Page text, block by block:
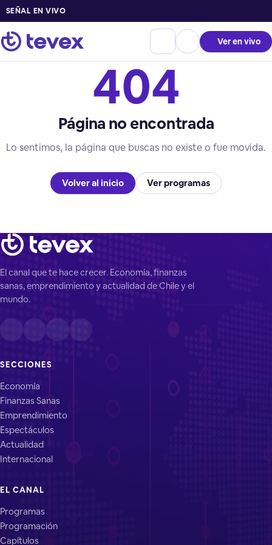
SEÑAL EN VIVO
Ver en vivo
404
Página no encontrada
Lo sentimos, la página que buscas no existe o fue movida.
Volver al inicio Ver programas
El canal que te hace crecer. Economía, finanzas
sanas, emprendimiento y actualidad de Chile y el
mundo.
SECCIONES
Economía
Finanzas Sanas
Emprendimiento
Espectáculos
Actualidad
Internacional
EL CANAL
Programas
Programación
Capítulos